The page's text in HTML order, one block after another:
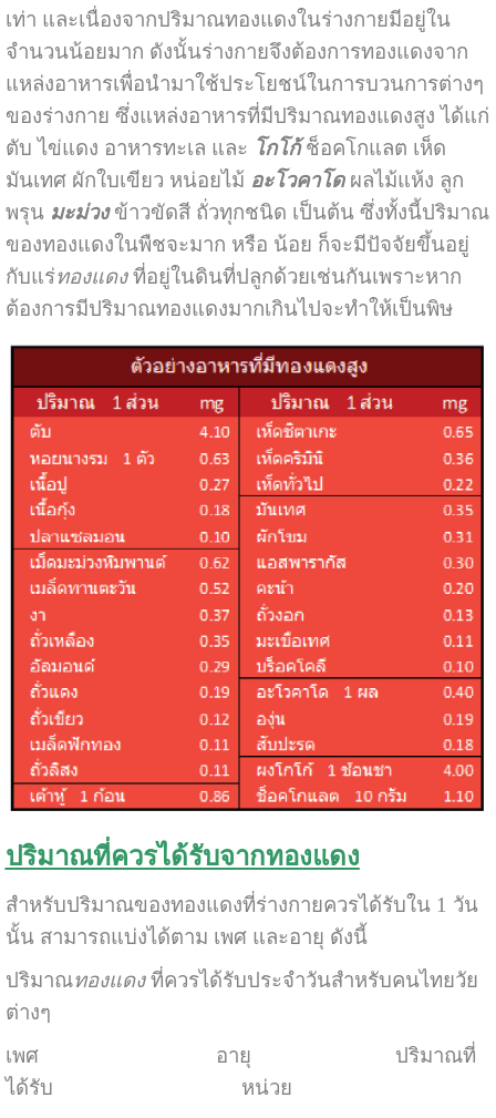
เท่า และเนื่องจากปริมาณทองแดงในร่างกายมีอยู่ใน
จำนวนน้อยมาก ดังนั้นร่างกายจึงต้องการทองแดงจาก
แหล่งอาหารเพื่อนำมาใช้ประโยชน์ในการบวนการต่างๆ
ของร่างกาย ซึ่งแหล่งอาหารที่มีปริมาณทองแดงสูง ได้แก่
ตับ ไข่แดง อาหารทะเล และ โกโก้ช็อคโกแลต เห็ด
มันเทศ ผักใบเขียว หน่อยไม้ อะโวคาโดผลไม้แห้ง ลูก
พรุน มะม่วงข้าวขัดสี ถั่วทุกชนิด เป็นต้น ซึ่งทั้งนี้ปริมาณ
ของทองแดงในพืชจะมาก หรือ น้อย ก็จะมีปัจจัยขึ้นอยู่
กับแร่ทองแดงที่อยู่ในดินที่ปลูกด้วยเช่นกันเพราะหาก
ต้องการมีปริมาณทองแดงมากเกินไปจะทำให้เป็นพิษ
ปริมาณที่ควรได้รับจากทองแดง
สำหรับปริมาณของทองแดงที่ร่างกายควรได้รับใน 1 วัน
นั้น สามารถแบ่งได้ตาม เพศ และอายุ ดังนี้
ปริมาณทองแดงที่ควรได้รับประจำวันสำหรับคนไทยวัย
ต่างๆ
เพศ อายุ ปริมาณที่
ได้รับ หน่วย